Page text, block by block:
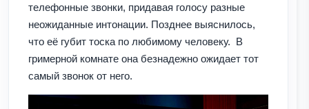
телефонные звонки, придавая голосу разные
неожиданные интонации. Позднее выяснилось,
что её губит тоска по любимому человеку. В
гримерной комнате она безнадежно ожидает тот
самый звонок от него.